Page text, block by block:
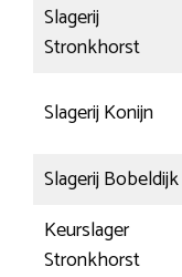
Slagerij
Stronkhorst
Slagerij Konijn
Slagerij Bobeldijk
Keurslager
Stronkhorst